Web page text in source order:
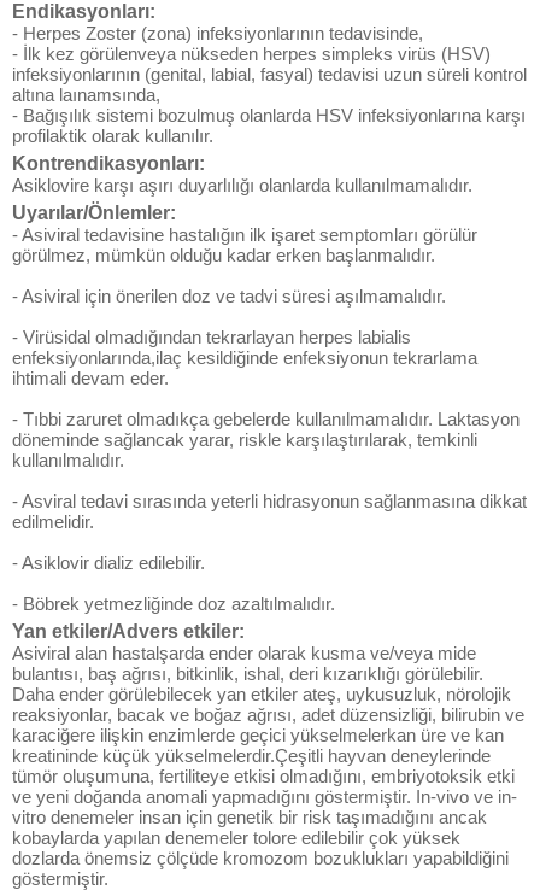
Endikasyonları:
- Herpes Zoster (zona) infeksiyonlarının tedavisinde,
- İlk kez görülenveya nükseden herpes simpleks virüs (HSV)
infeksiyonlarının (genital, labial, fasyal) tedavisi uzun süreli kontrol
altına laınamsında,
- Bağışılık sistemi bozulmuş olanlarda HSV infeksiyonlarına karşı
profilaktik olarak kullanılır.
Kontrendikasyonları:
Asiklovire karşı aşırı duyarlılığı olanlarda kullanılmamalıdır.
Uyarılar/Önlemler:
- Asiviral tedavisine hastalığın ilk işaret semptomları görülür
görülmez, mümkün olduğu kadar erken başlanmalıdır.
- Asiviral için önerilen doz ve tadvi süresi aşılmamalıdır.
- Virüsidal olmadığından tekrarlayan herpes labialis
enfeksiyonlarında,ilaç kesildiğinde enfeksiyonun tekrarlama
ihtimali devam eder.
- Tıbbi zaruret olmadıkça gebelerde kullanılmamalıdır. Laktasyon
döneminde sağlancak yarar, riskle karşılaştırılarak, temkinli
kullanılmalıdır.
- Asviral tedavi sırasında yeterli hidrasyonun sağlanmasına dikkat
edilmelidir.
- Asiklovir dializ edilebilir.
- Böbrek yetmezliğinde doz azaltılmalıdır.
Yan etkiler/Advers etkiler:
Asiviral alan hastalşarda ender olarak kusma ve/veya mide
bulantısı, baş ağrısı, bitkinlik, ishal, deri kızarıklığı görülebilir.
Daha ender görülebilecek yan etkiler ateş, uykusuzluk, nörolojik
reaksiyonlar, bacak ve boğaz ağrısı, adet düzensizliği, bilirubin ve
karaciğere ilişkin enzimlerde geçici yükselmelerkan üre ve kan
kreatininde küçük yükselmelerdir.Çeşitli hayvan deneylerinde
tümör oluşumuna, fertiliteye etkisi olmadığını, embriyotoksik etki
ve yeni doğanda anomali yapmadığını göstermiştir. In-vivo ve in-
vitro denemeler insan için genetik bir risk taşımadığını ancak
kobaylarda yapılan denemeler tolore edilebilir çok yüksek
dozlarda önemsiz çölçüde kromozom bozuklukları yapabildiğini
göstermiştir.